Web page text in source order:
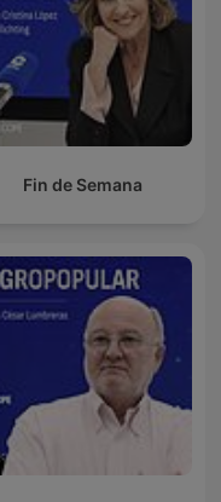
Fin de Semana